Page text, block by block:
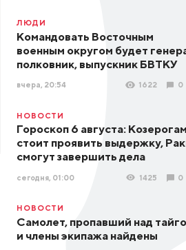
ЛЮДИ
Командовать Восточным
военным округом будет
полковник, выпускник БВТКУ
вчера, 20:54 1622 0
НОВОСТИ
Гороскоп 6 августа: Козерогам
стоит проявить выдержку,
смогут завершить дела
сегодня, 01:00 1425 0
НОВОСТИ
Самолет, пропавший над
и члены экипажа найдены